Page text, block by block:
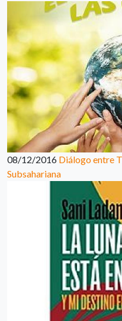
08/12/2016 Diálogo entre
Subsahariana